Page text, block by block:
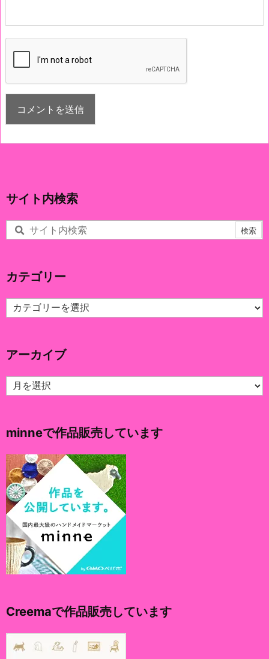
サイト内検索
カテゴリー
カ
テ
ー
アーカイブ
ア
ー
ブ
minneで作品販売しています
Creemaで作品販売しています